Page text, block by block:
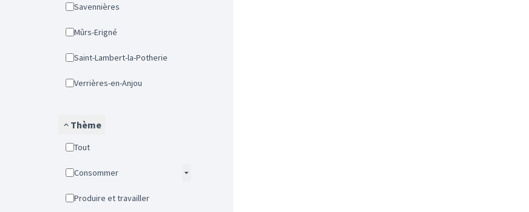
Savennières
Mûrs-Erigné
Saint-Lambert-la-Potherie
Verrières-en-Anjou
Thème
Tout
Consommer
Produire et travailler